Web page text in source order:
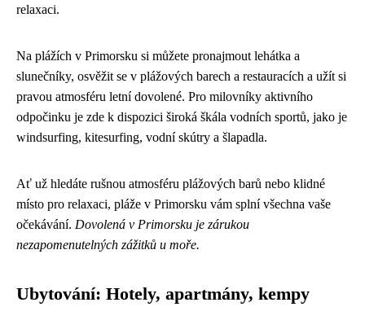
relaxaci.
Na plážích v Primorsku si můžete pronajmout lehátka a
slunečníky, osvěžit se v plážových barech a restauracích a užít si
pravou atmosféru letní dovolené. Pro milovníky aktivního
odpočinku je zde k dispozici široká škála vodních sportů, jako je
windsurfing, kitesurfing, vodní skútry a šlapadla.
Ať už hledáte rušnou atmosféru plážových barů nebo klidné
místo pro relaxaci, pláže v Primorsku vám splní všechna vaše
očekávání. Dovolená v Primorsku je zárukou
nezapomenutelných zážitků u moře.
Ubytování: Hotely, apartmány, kempy